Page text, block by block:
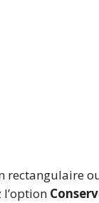
rectangulaire